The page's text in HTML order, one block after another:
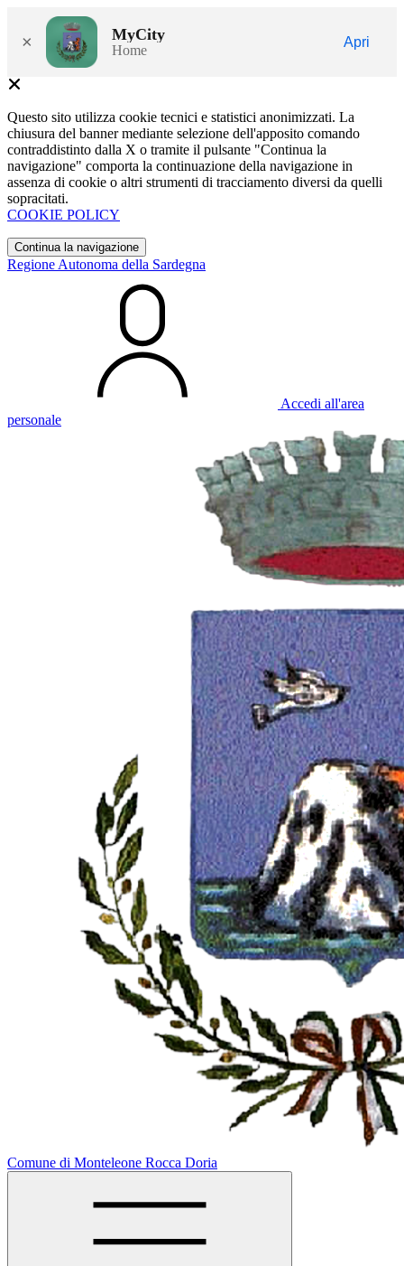
× MyCity
Home
Apri
Questo sito utilizza cookie tecnici e statistici anonimizzati. La
chiusura del banner mediante selezione dell'apposito comando
contraddistinto dalla X o tramite il pulsante "Continua la
navigazione" comporta la continuazione della navigazione in
assenza di cookie o altri strumenti di tracciamento diversi da quelli
sopracitati.
COOKIE POLICY
Continua la navigazione
Regione Autonoma della Sardegna
Accedi all'area
personale
Comune di Monteleone Rocca Doria